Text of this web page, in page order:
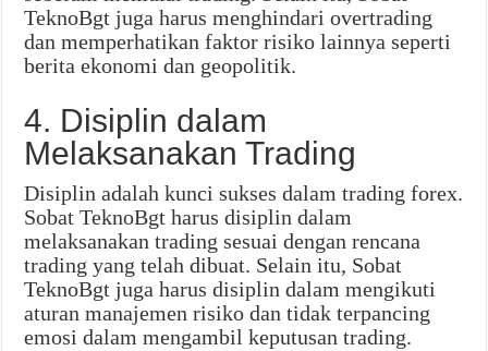
TeknoBgt juga harus menghindari overtrading
dan memperhatikan faktor risiko lainnya seperti
berita ekonomi dan geopolitik.
4. Disiplin dalam
Melaksanakan Trading
Disiplin adalah kunci sukses dalam trading forex.
Sobat TeknoBgt harus disiplin dalam
melaksanakan trading sesuai dengan rencana
trading yang telah dibuat. Selain itu, Sobat
TeknoBgt juga harus disiplin dalam mengikuti
aturan manajemen risiko dan tidak terpancing
emosi dalam mengambil keputusan trading.